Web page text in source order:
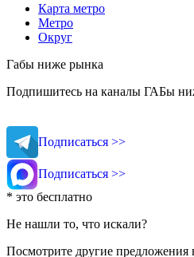
Карта метро
Метро
Округ
Габы ниже рынка
Подпишитесь на каналы ГАБы
Подписаться >>
Подписаться >>
* это бесплатно
Не нашли то, что искали?
Посмотрите другие предложения